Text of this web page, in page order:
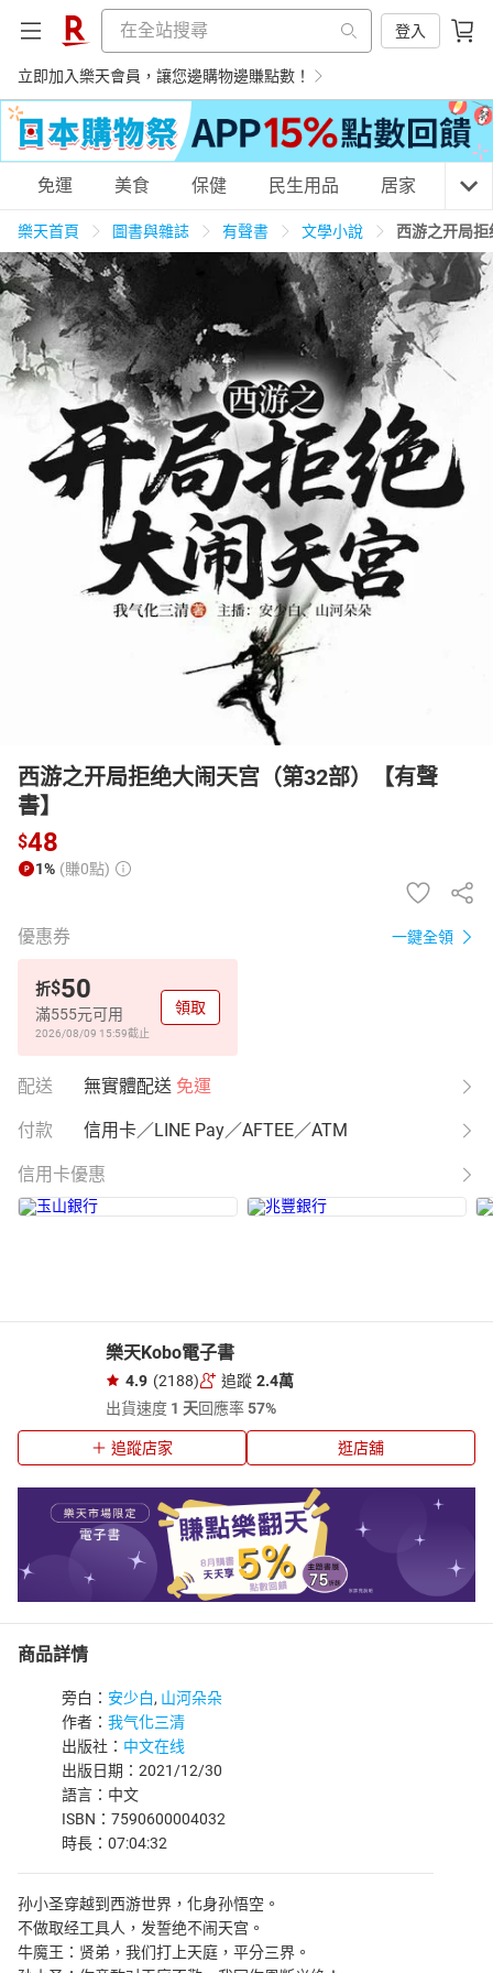
登入
立即加入樂天會員，讓您邊購物邊賺點數！
購物網分類
天天免運 養生保健 民生用品
居家生活 3C家電 運動休閒 親子玩具
女裝 男裝 化妝保養 情趣用品
電子/紙本書
HOT
免運 美食 保健 民生用品 居家 3C
樂天首頁 圖書與雜誌 有聲書 文學小說 西游之开局
西游之开局拒绝大闹天宫（第32部）【有聲
書】
$48
1% (賺0點)
優惠券 一鍵全領
折$50
滿555元可用
2026/08/09 15:59截止
領取
配送 無實體配送 免運
付款 信用卡／LINE Pay／AFTEE／ATM
信用卡優惠
樂天Kobo電子書
4.9 (2188) 追蹤 2.4萬
出貨速度 1 天回應率57%
追蹤店家 逛店舖
商品詳情
旁白： 安少白, 山河朵朵
作者： 我气化三清
出版社： 中文在线
出版日期：2021/12/30
語言：中文
ISBN：7590600004032
時長：07:04:32
孙小圣穿越到西游世界，化身孙悟空。
不做取经工具人，发誓绝不闹天宫。
牛魔王：贤弟，我们打上天庭，平分三界。